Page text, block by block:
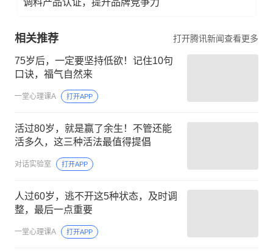
调料产品认证，提升品牌竞争力
相关推荐 打开腾讯新闻查看更多
75岁后，一定要坚持低欲！记住10句
口诀，福气自然来
一堂心理课A 打开APP
活过80岁，就是赢了余生！不管还能
活多久，这三种活法最值得提倡
对话实验室 打开APP
人过60岁，逃不开这5种状态，及时调
整，最后一点重要
一堂心理课A 打开APP